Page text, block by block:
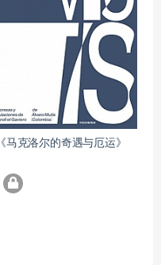
《马克洛尔的奇遇与厄运》